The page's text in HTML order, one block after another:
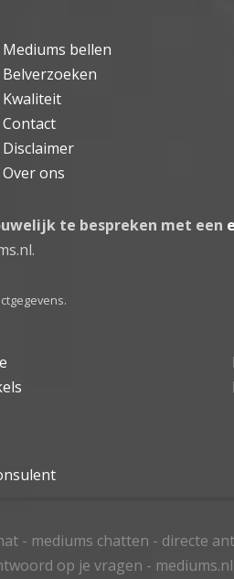
Mediums bellen
Belverzoeken
Kwaliteit
Contact
Disclaimer
Over ons
te bespreken met een
- mediums chatten - directe
op je vragen - mediums.nl